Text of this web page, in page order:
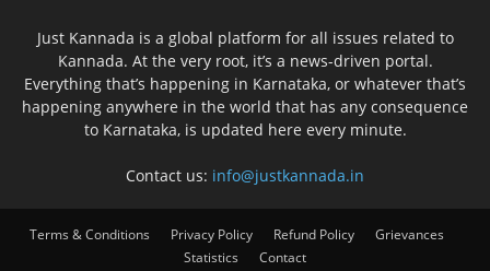
Just Kannada is a global platform for all issues related to
Kannada. At the very root, it’s a news-driven portal.
Everything that’s happening in Karnataka, or whatever that’s
happening anywhere in the world that has any consequence
to Karnataka, is updated here every minute.
Contact us: info@justkannada.in
Terms & Conditions Privacy Policy Refund Policy
Grievances
Statistics
Contact